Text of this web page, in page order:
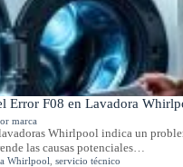
Error F08 en Lavadora
marca
Whirlpool indica un
las causas potenciales…
Whirlpool servicio técnico